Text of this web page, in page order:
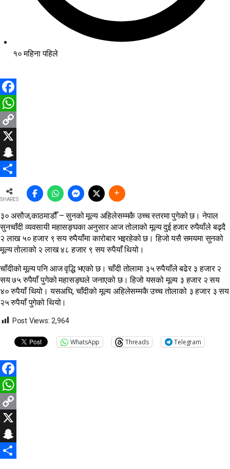
१० महिना पहिले
Facebook
WhatsApp
Copy
Link
X
Snapchat
SHARES
३० असौज,काठमाडौँ – सुनको मूल्य अहिलेसम्मकै उच्च स्तरमा पुगेको छ। नेपाल
सुनचाँदी व्यवसायी महासङ्घका अनुसार आज तोलाको मूल्य दुई हजार रुपैयाँले बढ्दै
२ लाख ५० हजार ९ सय रुपैयाँमा कारोबार भइरहेको छ। हिजो यसै समयमा सुनको
मूल्य तोलाको २ लाख ४८ हजार ९ सय रुपैयाँ थियो।
चाँदीको मूल्य पनि आज वृद्धि भएको छ। चाँदी तोलामा ३५ रुपैयाँले बढेर ३ हजार २
सय ७५ रुपैयाँ पुगेको महासङ्घले जनाएको छ। हिजो यसको मूल्य ३ हजार २ सय
४० रुपैयाँ थियो। यसअघि, चाँदीको मूल्य अहिलेसम्मकै उच्च तोलाको ३ हजार ३ सय
२५ रुपैयाँ पुगेको थियो।
Post Views: 2,964
WhatsApp Threads Telegram
Facebook
WhatsApp
Copy
Link
X
Snapchat